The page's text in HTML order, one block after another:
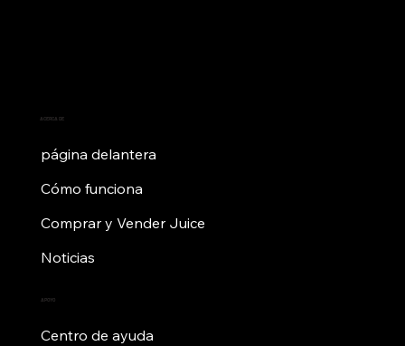
APOYO
Centro de ayuda
ACERCA DE
página delantera
Cómo funciona
Comprar y Vender Juice
Noticias